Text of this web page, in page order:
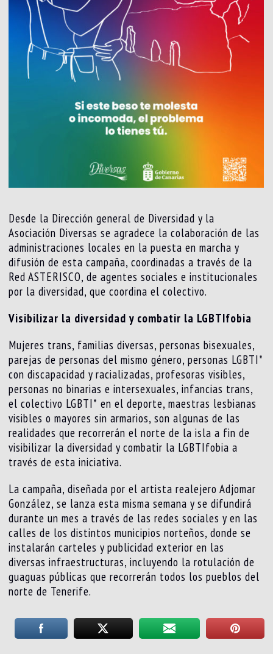
Desde la Dirección general de Diversidad y la
Asociación Diversas se agradece la colaboración de las
administraciones locales en la puesta en marcha y
difusión de esta campaña, coordinadas a través de la
Red ASTERISCO, de agentes sociales e institucionales
por la diversidad, que coordina el colectivo.
Visibilizar la diversidad y combatir la LGBTIfobia
Mujeres trans, familias diversas, personas bisexuales,
parejas de personas del mismo género, personas LGBTI*
con discapacidad y racializadas, profesoras visibles,
personas no binarias e intersexuales, infancias trans,
el colectivo LGBTI* en el deporte, maestras lesbianas
visibles o mayores sin armarios, son algunas de las
realidades que recorrerán el norte de la isla a fin de
visibilizar la diversidad y combatir la LGBTIfobia a
través de esta iniciativa.
La campaña, diseñada por el artista realejero Adjomar
González, se lanza esta misma semana y se difundirá
durante un mes a través de las redes sociales y en las
calles de los distintos municipios norteños, donde se
instalarán carteles y publicidad exterior en las
diversas infraestructuras, incluyendo la rotulación de
guaguas públicas que recorrerán todos los pueblos del
norte de Tenerife.